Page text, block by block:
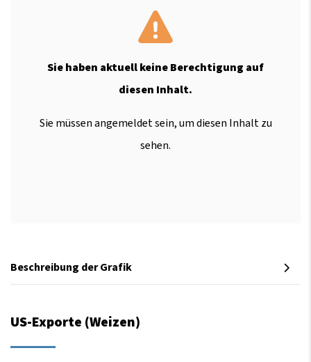
Sie haben aktuell keine Berechtigung auf
diesen Inhalt.
Sie müssen angemeldet sein, um diesen Inhalt zu
sehen.
Beschreibung der Grafik
US-Exporte (Weizen)